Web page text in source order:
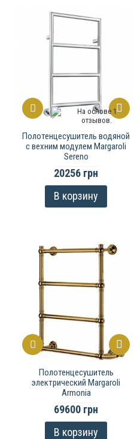
Полотенцесушитель водяной
с вехним модулем Margaroli
Sereno
20256 грн
В корзину
Полотенцесушитель
электрический Margaroli
Armonia
69600 грн
В корзину